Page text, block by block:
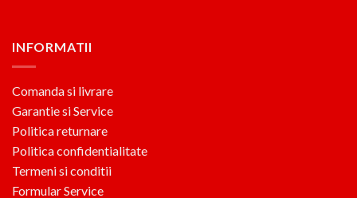
INFORMATII
Comanda si livrare
Garantie si Service
Politica returnare
Politica confidentialitate
Termeni si conditii
Formular Service